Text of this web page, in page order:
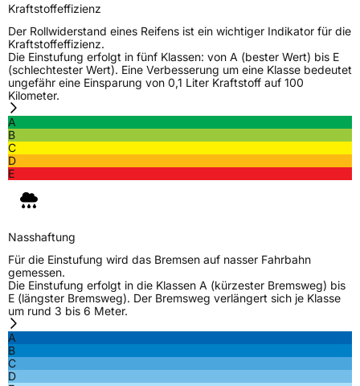
Kraftstoffeffizienz
Der Rollwiderstand eines Reifens ist ein wichtiger Indikator für die
Kraftstoffeffizienz.
Die Einstufung erfolgt in fünf Klassen: von A (bester Wert) bis E
(schlechtester Wert). Eine Verbesserung um eine Klasse bedeutet
ungefähr eine Einsparung von 0,1 Liter Kraftstoff auf 100
Kilometer.
A
B
C
D
E
Nasshaftung
Für die Einstufung wird das Bremsen auf nasser Fahrbahn
gemessen.
Die Einstufung erfolgt in die Klassen A (kürzester Bremsweg) bis
E (längster Bremsweg). Der Bremsweg verlängert sich je Klasse
um rund 3 bis 6 Meter.
A
B
C
D